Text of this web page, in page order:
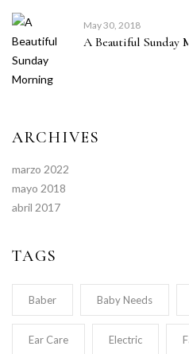
May 30, 2018
A Beautiful Sunday
ARCHIVES
marzo 2022
mayo 2018
abril 2017
TAGS
Baber Baby Needs
Ear Care Electric